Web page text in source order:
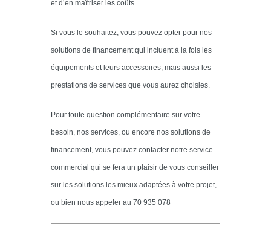
et d’en maîtriser les coûts.
Si vous le souhaitez, vous pouvez opter pour nos
solutions de financement qui incluent à la fois les
équipements et leurs accessoires, mais aussi les
prestations de services que vous aurez choisies.
Pour toute question complémentaire sur votre
besoin, nos services, ou encore nos solutions de
financement, vous pouvez contacter notre service
commercial qui se fera un plaisir de vous conseiller
sur les solutions les mieux adaptées à votre projet,
ou bien nous appeler au 70 935 078